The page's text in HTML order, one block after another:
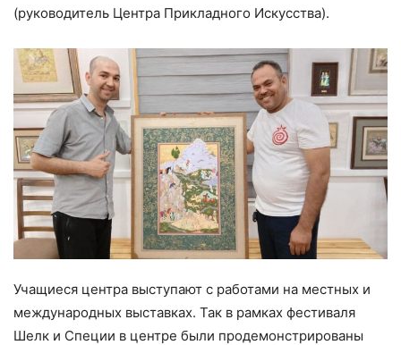
(руководитель Центра Прикладного Искусства).
Учащиеся центра выступают с работами на местных и
международных выставках. Так в рамках фестиваля
Шелк и Специи в центре были продемонстрированы